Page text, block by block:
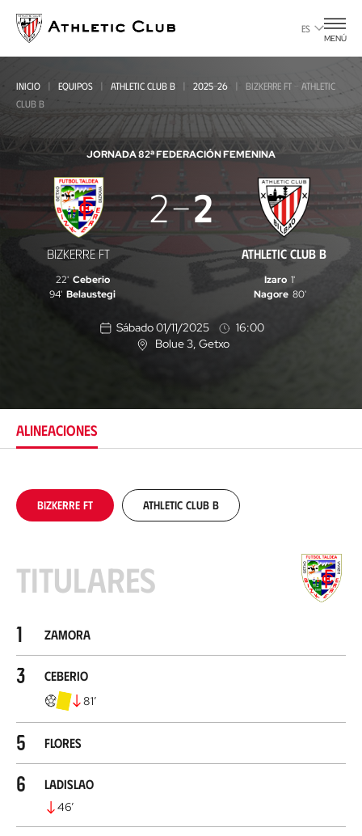
contenido
principal
ES
MENÚ
INICIO EQUIPOS ATHLETIC CLUB B 2025-26
BIZKERRE FT - ATHLETIC
CLUB B
JORNADA 82ª FEDERACIÓN FEMENINA
Bizkerre
-
Athletic
Club
BIZKERRE FT
2 2
ATHLETIC CLUB B
22' Ceberio
94' Belaustegi
Izaro 1'
Nagore 80'
Sábado 01/11/2025
16:00
U
ó
Bolue 3, Getxo
ALINEACIONES
Bizkerre FT Athletic Club B
Titulares
1 Zamora
3 Ceberio
81’
5 Flores
6 Ladislao
46’